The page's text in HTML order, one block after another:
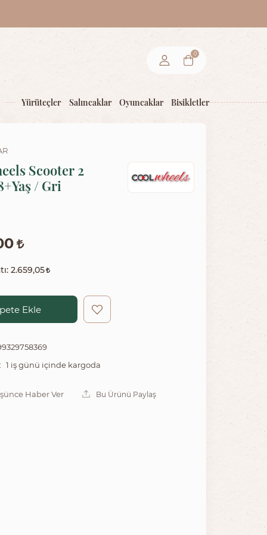
0
Yürüteçler Salıncaklar Oyuncaklar Bisikletler
Scooter 2
/ Gri
2.659,05
Ekle
1 iş günü içinde kargoda
Haber Ver Bu Ürünü Paylaş